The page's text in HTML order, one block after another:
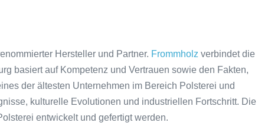
Hersteller und Partner. Frommholz verbindet die
basiert auf Kompetenz und Vertrauen sowie den Fakten,
der ältesten Unternehmen im Bereich Polsterei und
kulturelle Evolutionen und industriellen Fortschritt. Die
entwickelt und gefertigt werden.